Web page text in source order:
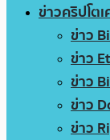
ข่าวคริปโต
ข่าว
ข่าว
ข่าว
ข่าว
ข่าว